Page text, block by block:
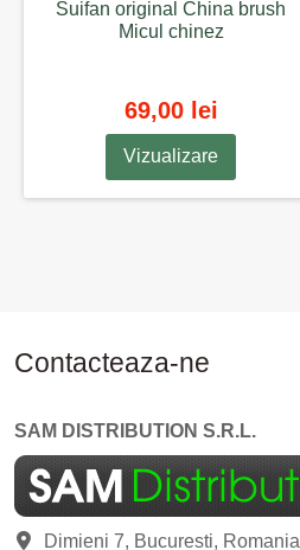
Suifan original China brush
Micul chinez
69,00 lei
Vizualizare
Contacteaza-ne
SAM DISTRIBUTION S.R.L.
Dimieni 7, Bucuresti, Romania